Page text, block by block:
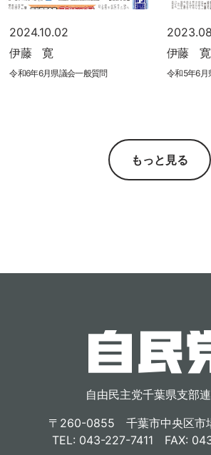
2024.10.02
伊藤 寛
令和6年6月県議会一般質問
伊藤 寛
令和5年6月
もっと見る
自由民主党千葉県支部
〒260-0855 千葉市中央区市
TEL: 043-227-7411 FAX: